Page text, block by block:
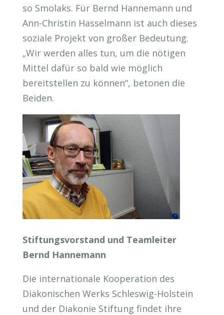
so Smolaks. Für Bernd Hannemann und
Ann-Christin Hasselmann ist auch dieses
soziale Projekt von großer Bedeutung.
„Wir werden alles tun, um die nötigen
Mittel dafür so bald wie möglich
bereitstellen zu können“, betonen die
Beiden.
Stiftungsvorstand und Teamleiter
Bernd Hannemann
Die internationale Kooperation des
Diakonischen Werks Schleswig-Holstein
und der Diakonie Stiftung findet ihre